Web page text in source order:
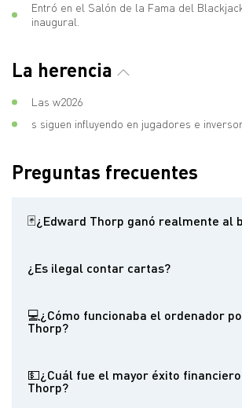
Entró en el Salón de la Fama del
inaugural.
La herencia
Las w2026
s siguen influyendo en jugadores e
Preguntas frecuentes
🃏¿Edward Thorp ganó realmente al
Thorp demostró que se podía ganar al
dólares en un solo fin de semana durante las
¿Es ilegal contar cartas?
éxito de Thorp llevó a contramedidas como
frecuentemente.
💻¿Cómo funcionaba el ordenador
Thorp?
los pies; otra recibía señales a través de un
predecir los números ganadores.
💵¿Cuál fue el mayor éxito
Thorp?